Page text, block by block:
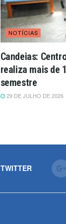
NOTÍCIAS
Candeias:
realiza mais de
semestre
29 DE JULHO DE 2026
TWITTER